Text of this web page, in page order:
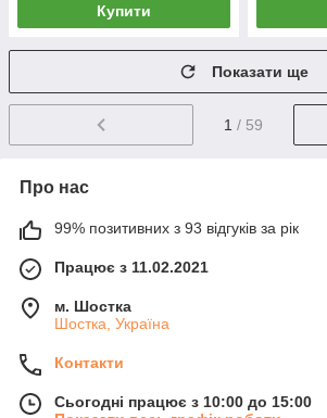
Купити
Показати ще
1 / 59
Про нас
99% позитивних з 93 відгуків за рік
Працює з 11.02.2021
м. Шостка
Шостка, Україна
Контакти
Сьогодні працює з 10:00 до 15:00